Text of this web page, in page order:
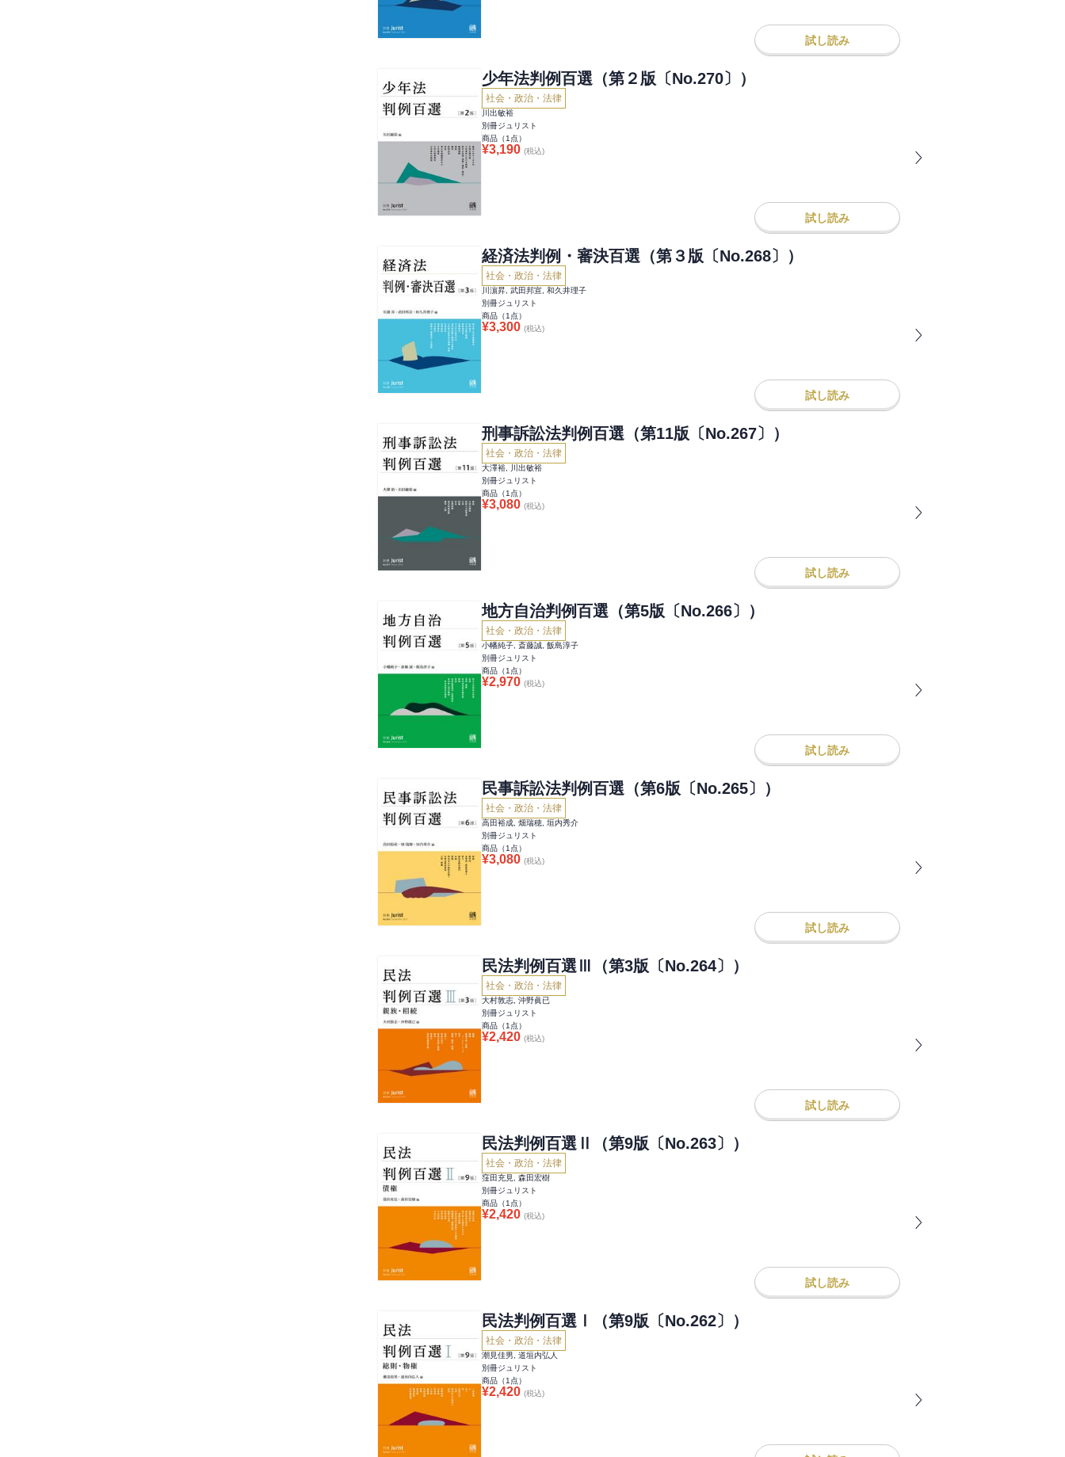
試し読み
少年法判例百選（第２版〔No.270〕）
社会・政治・法律
川出敏裕
別冊ジュリスト
商品（1 点）
¥3,190 (税込)
試し読み
経済法判例・審決百選（第３版〔No.268〕）
社会・政治・法律
川濵昇, 武田邦宣, 和久井理子
別冊ジュリスト
商品（1 点）
¥3,300 (税込)
試し読み
刑事訴訟法判例百選（第11版〔No.267〕）
社会・政治・法律
大澤裕, 川出敏裕
別冊ジュリスト
商品（1 点）
¥3,080 (税込)
試し読み
地方自治判例百選（第5版〔No.266〕）
社会・政治・法律
小幡純子, 斎藤誠, 飯島淳子
別冊ジュリスト
商品（1 点）
¥2,970 (税込)
試し読み
民事訴訟法判例百選（第6版〔No.265〕）
社会・政治・法律
高田裕成, 畑瑞穂, 垣内秀介
別冊ジュリスト
商品（1 点）
¥3,080 (税込)
試し読み
民法判例百選Ⅲ（第3版〔No.264〕）
社会・政治・法律
大村敦志, 沖野眞已
別冊ジュリスト
商品（1 点）
¥2,420 (税込)
試し読み
民法判例百選Ⅱ（第9版〔No.263〕）
社会・政治・法律
窪田充見, 森田宏樹
別冊ジュリスト
商品（1 点）
¥2,420 (税込)
試し読み
民法判例百選Ⅰ（第9版〔No.262〕）
社会・政治・法律
潮見佳男, 道垣内弘人
別冊ジュリスト
商品（1 点）
¥2,420 (税込)